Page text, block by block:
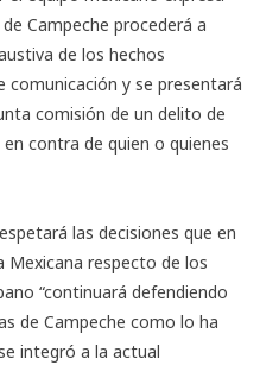
Campeche procederá a
de los hechos
comunicación y se presentará
comisión de un delito de
contra de quien o quienes
las decisiones que en
respecto de los
“continuará defendiendo
de Campeche como lo ha
integró a la actual